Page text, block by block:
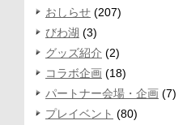
おしらせ (207)
びわ湖 (3)
グッズ紹介 (2)
コラボ企画 (18)
パートナー会場・企画 (7)
プレイベント (80)